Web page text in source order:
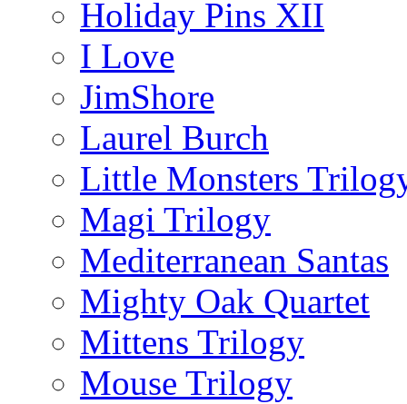
Holiday Pins XII
I Love
JimShore
Laurel Burch
Little Monsters
Magi Trilogy
Mediterranean Santas
Mighty Oak Quartet
Mittens Trilogy
Mouse Trilogy